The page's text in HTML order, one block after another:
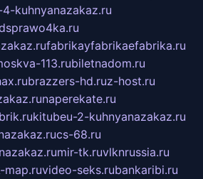
kuhnyanazakaz.ru
fabrikayfabrikaefabrika.ru
113.rubiletnadom.ru
brazzers-hd.ruz-host.ru
naperekate.ru
kitubeu-2-kuhnyanazakaz.ru
cs-68.ru
mir-tk.ruvlknrussia.ru
video-seks.rubankaribi.ru